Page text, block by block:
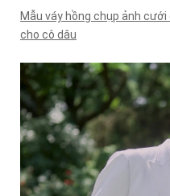
Mẫu váy hồng chụp ảnh
cho cô dâu